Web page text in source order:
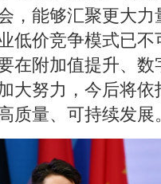
，能够汇聚更大
低价竞争模式已
在附加值提升、
大努力，今后将
质量、可持续发展